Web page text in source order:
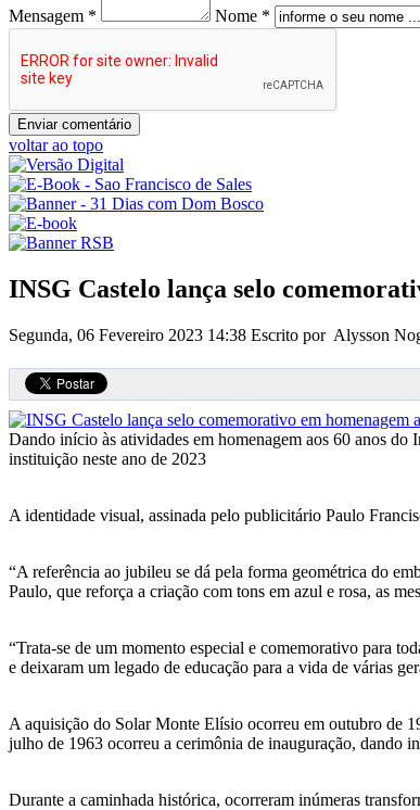
Mensagem * Nome *
voltar ao topo
INSG Castelo lança selo
Segunda, 06 Fevereiro 2023 14:38 Escrito por Alysson
Dando início às atividades em homenagem aos 60 anos
instituição neste ano de 2023
A identidade visual, assinada pelo publicitário Paulo
“A referência ao jubileu se dá pela forma geométrica do
Paulo, que reforça a criação com tons em azul e rosa, as
“Trata-se de um momento especial e comemorativo para
e deixaram um legado de educação para a vida de várias
A aquisição do Solar Monte Elísio ocorreu em outubro de
julho de 1963 ocorreu a cerimônia de inauguração, dando
Durante a caminhada histórica, ocorreram inúmeras